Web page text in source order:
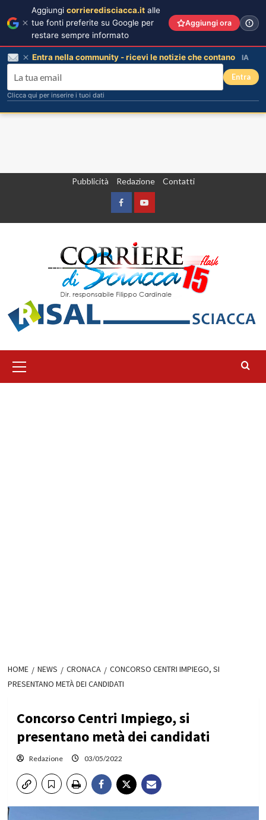
Pubblicità Redazione Contatti
FacebookYountube
principale
HOME NEWS CRONACA
CONCORSO CENTRI IMPIEGO, SI
PRESENTANO METÀ DEI CANDIDATI
Concorso Centri Impiego, si
presentano metà dei candidati
Redazione 03/05/2022
Aggiungi corrieredisciacca.it alle
tue fonti preferite su Google per
restare sempre informato
Aggiungi ora
Entra nella community - ricevi le notizie che contano IA
Entra
Clicca qui per inserire i tuoi dati